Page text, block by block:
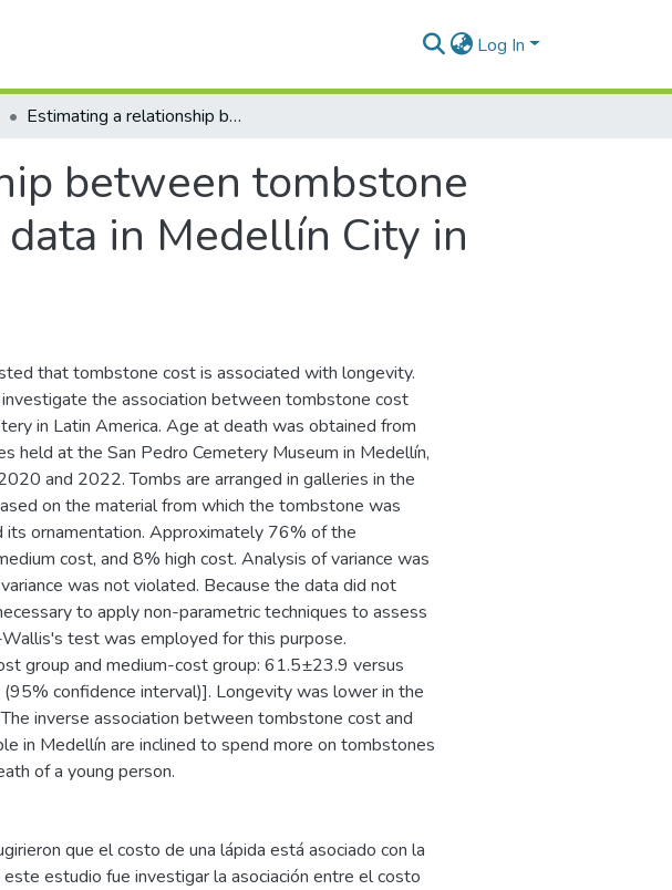
Log In
Estimating a relationship between tombstone cost and longevity using cemetery data in Medellín City in Colombia
between tombstone
in Medellín City in
that tombstone cost is associated with longevity.
the association between tombstone cost
in Latin America. Age at death was obtained from
held at the San Pedro Cemetery Museum in Medellín,
and 2022. Tombs are arranged in galleries in the
on the material from which the tombstone was
its ornamentation. Approximately 76% of the
cost, and 8% high cost. Analysis of variance was
was not violated. Because the data did not
to apply non-parametric techniques to assess
test was employed for this purpose.
group and medium-cost group: 61.5±23.9 versus
confidence interval)]. Longevity was lower in the
inverse association between tombstone cost and
in Medellín are inclined to spend more on tombstones
of a young person.
que el costo de una lápida está asociado con la
estudio fue investigar la asociación entre el costo